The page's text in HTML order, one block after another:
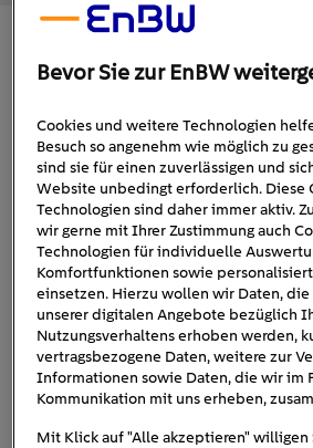
23. Juni 2020 1min
Kuehlschrank
Bevor Sie zur EnBW
Cookies und weitere Technologien
Besuch so angenehm wie möglich zu
sind sie für einen zuverlässigen und
Website unbedingt erforderlich. Diese
Technologien sind daher immer aktiv.
wir gerne mit Ihrer Zustimmung auch
Technologien für individuelle
Komfortfunktionen sowie
einsetzen. Hierzu wollen wir Daten,
unserer digitalen Angebote bezüglich
Nutzungsverhaltens erhoben werden,
vertragsbezogene Daten, weitere zur
Informationen sowie Daten, die wir im
Kommunikation mit uns erheben,
Mit Klick auf "Alle akzeptieren" willigen